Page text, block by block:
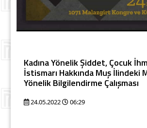
Kadına Yönelik Şiddet, Çocuk
İstismarı Hakkında Muş İlindeki
Yönelik Bilgilendirme Çalışması
24.05.2022 06:29